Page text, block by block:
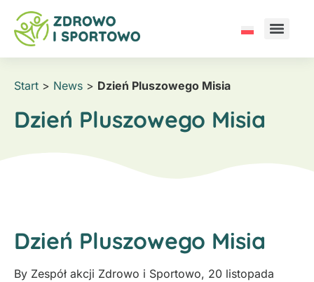
Start > News > Dzień Pluszowego Misia
Dzień Pluszowego Misia
Dzień Pluszowego Misia
By Zespół akcji Zdrowo i Sportowo, 20 listopada